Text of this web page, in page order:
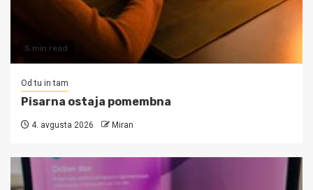
5 min read
Od tu in tam
Pisarna ostaja pomembna
4. avgusta 2026 Miran